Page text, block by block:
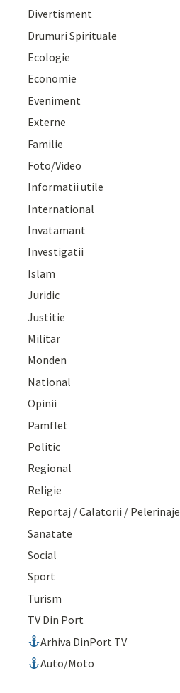
Divertisment
Drumuri Spirituale
Ecologie
Economie
Eveniment
Externe
Familie
Foto/Video
Informatii utile
International
Invatamant
Investigatii
Islam
Juridic
Justitie
Militar
Monden
National
Opinii
Pamflet
Politic
Regional
Religie
Reportaj / Calatorii / Pelerinaje
Sanatate
Social
Sport
Turism
TV Din Port
Arhiva DinPort TV
Auto/Moto